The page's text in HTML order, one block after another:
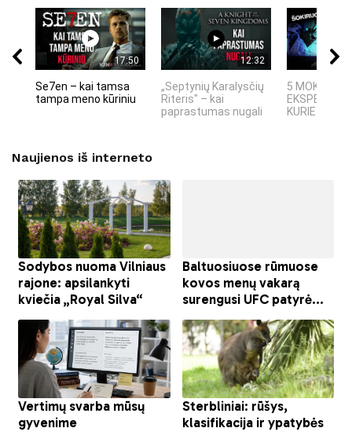
17:50
Se7en – kai tamsa
tampa meno kūriniu
12:32
„Septynių Karalysčių
Riteris" – kai
paprastumas nugali
5 MOKSLINIAI
KURIE
Naujienos iš interneto